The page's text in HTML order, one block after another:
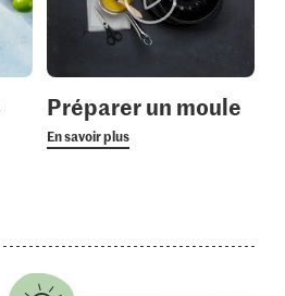
Préparer un moule
En savoir plus